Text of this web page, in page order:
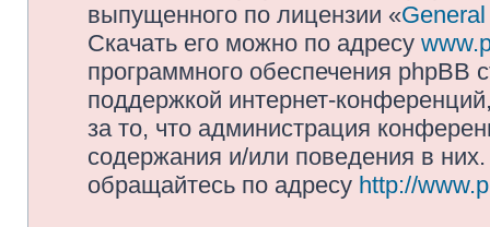
выпущенного по лицензии «
Скачать его можно по адресу
программного обеспечения phpBB
поддержкой интернет-
за то, что администрация
содержания и/или поведения в
обращайтесь по адресу http://